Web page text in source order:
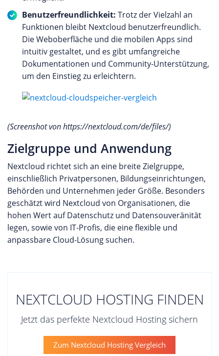
Benutzerfreundlichkeit: Trotz der Vielzahl an
Funktionen bleibt Nextcloud benutzerfreundlich.
Die Weboberfläche und die mobilen Apps sind
intuitiv gestaltet, und es gibt umfangreiche
Dokumentationen und Community-Unterstützung,
um den Einstieg zu erleichtern.
(Screenshot von https://nextcloud.com/de/files/)
Zielgruppe und Anwendung
Nextcloud richtet sich an eine breite Zielgruppe,
einschließlich Privatpersonen, Bildungseinrichtungen,
Behörden und Unternehmen jeder Größe. Besonders
geschätzt wird Nextcloud von Organisationen, die
hohen Wert auf Datenschutz und Datensouveränität
legen, sowie von IT-Profis, die eine flexible und
anpassbare Cloud-Lösung suchen.
NEXTCLOUD HOSTING FINDEN
Jetzt das perfekte Nextcloud Hosting sichern
Zum Nextcloud Hosting Vergleich